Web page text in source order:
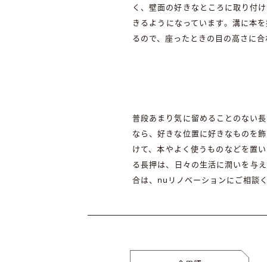
く、壁面の好きなところに取り付
きるようになっています。溝に本
るので、座ったときの目の高さに
普段あまり気に留めることのない
なら、好きな位置に好きなものを
けて、本やよく使うものなどを置
る長押は、日々の生活に潤いを与
合は、nuリノベーションにご相談く